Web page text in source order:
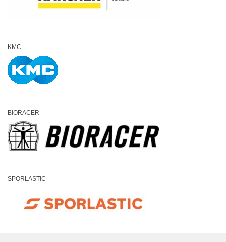
KMC
BIORACER
SPORLASTIC